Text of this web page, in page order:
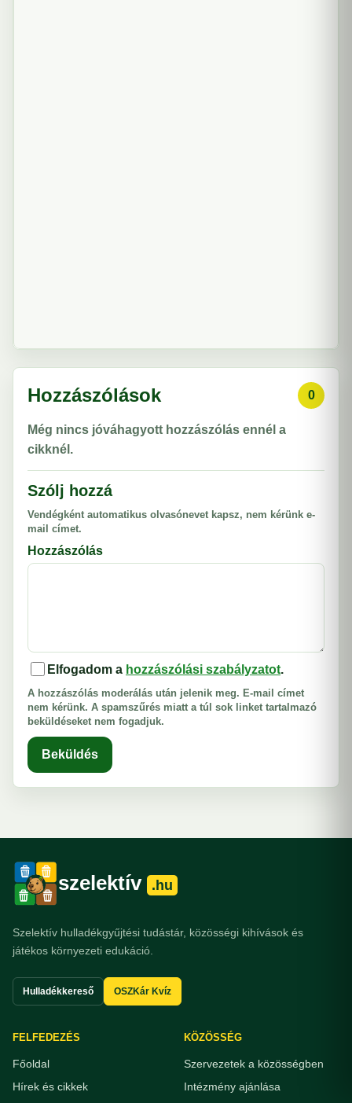
Hozzászólások 0
Még nincs jóváhagyott hozzászólás ennél a
cikknél.
Szólj hozzá
Vendégként automatikus olvasónevet kapsz, nem kérünk e-
mail címet.
Hozzászólás
Elfogadom a hozzászólási szabályzatot.
A hozzászólás moderálás után jelenik meg. E-mail címet
nem kérünk. A spamszűrés miatt a túl sok linket tartalmazó
beküldéseket nem fogadjuk.
Beküldés
szelektív .hu
Szelektív hulladékgyűjtési tudástár, közösségi kihívások és
játékos környezeti edukáció.
Hulladékkereső OSZKár Kvíz
FELFEDEZÉS
Főoldal
Hírek és cikkek
KÖZÖSSÉG
Szervezetek a közösségben
Intézmény ajánlása